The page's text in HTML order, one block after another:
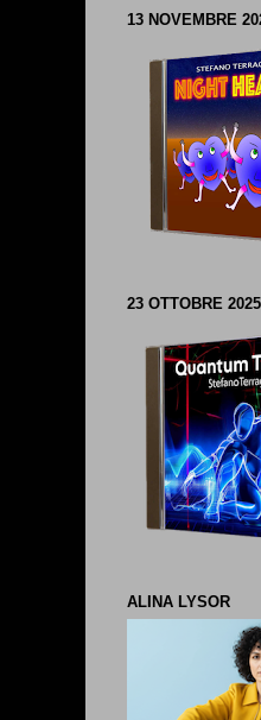
13 NOVEMBRE
23 OTTOBRE 2025
ALINA LYSOR